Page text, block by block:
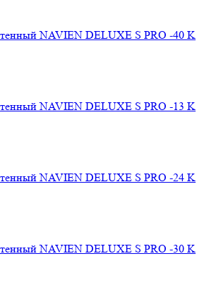
NAVIEN DELUXE S PRO -40 K
NAVIEN DELUXE S PRO -13 K
NAVIEN DELUXE S PRO -24 K
NAVIEN DELUXE S PRO -30 K